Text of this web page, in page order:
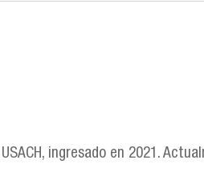
ingresado en 2021.